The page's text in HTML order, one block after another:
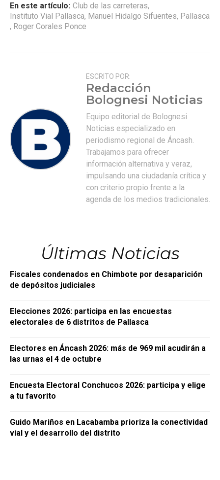
En este artículo: Club de las carreteras,
Instituto Vial Pallasca, Manuel Hidalgo Sifuentes, Pallasca
, Roger Corales Ponce
ESCRITO POR:
Redacción
Bolognesi Noticias
Equipo editorial de Bolognesi
Noticias especializado en
periodismo regional de Áncash.
Trabajamos para ofrecer
información alternativa y veraz,
impulsando una ciudadanía crítica y
con criterio propio frente a la
agenda de los medios tradicionales.
Últimas Noticias
Fiscales condenados en Chimbote por desaparición
de depósitos judiciales
Elecciones 2026: participa en las encuestas
electorales de 6 distritos de Pallasca
Electores en Áncash 2026: más de 969 mil acudirán a
las urnas el 4 de octubre
Encuesta Electoral Conchucos 2026: participa y elige
a tu favorito
Guido Mariños en Lacabamba prioriza la conectividad
vial y el desarrollo del distrito